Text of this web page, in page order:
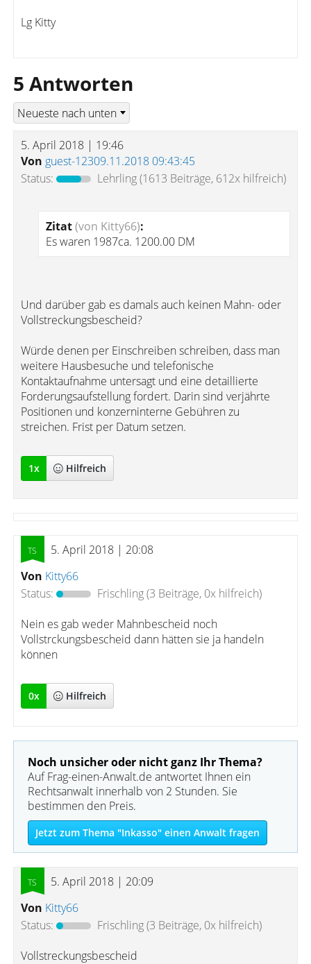
Lg Kitty
5 Antworten
5. April 2018 | 19:46
Von guest-12309.11.2018 09:43:45
Status:
Lehrling(1613 Beiträge, 612x hilfreich)
Zitat(von Kitty66):
Es waren 1987ca. 1200.00 DM
Und darüber gab es damals auch keinen Mahn- oder
Vollstreckungsbescheid?
Würde denen per Einschreiben schreiben, dass man
weitere Hausbesuche und telefonische
Kontaktaufnahme untersagt und eine detaillierte
Forderungsaufstellung fordert. Darin sind verjährte
Positionen und konzerninterne Gebühren zu
streichen. Frist per Datum setzen.
1x Hilfreich
5. April 2018 | 20:08
Von Kitty66
Status:
Frischling(3 Beiträge, 0x hilfreich)
Nein es gab weder Mahnbescheid noch
Vollstrckungsbescheid dann hätten sie ja handeln
können
0x Hilfreich
Noch unsicher oder nicht ganz Ihr Thema?
Auf Frag-einen-Anwalt.de antwortet Ihnen ein
Rechtsanwalt innerhalb von 2 Stunden. Sie
bestimmen den Preis.
Jetzt zum Thema "Inkasso" einen Anwalt fragen
5. April 2018 | 20:09
Von Kitty66
Status:
Frischling(3 Beiträge, 0x hilfreich)
Vollstreckungsbescheid